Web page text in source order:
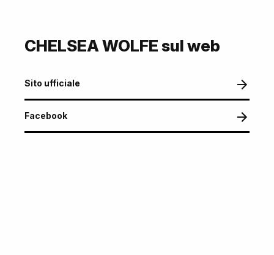
CHELSEA WOLFE sul web
Sito ufficiale
Facebook